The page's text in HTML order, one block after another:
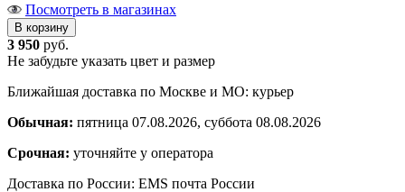
Посмотреть в магазинах
3 950 руб.
Не забудьте указать цвет и размер
Ближайшая доставка по Москве и МО: курьер
Обычная: пятница 07.08.2026, суббота 08.08.2026
Срочная: уточняйте у оператора
Доставка по России: EMS почта России